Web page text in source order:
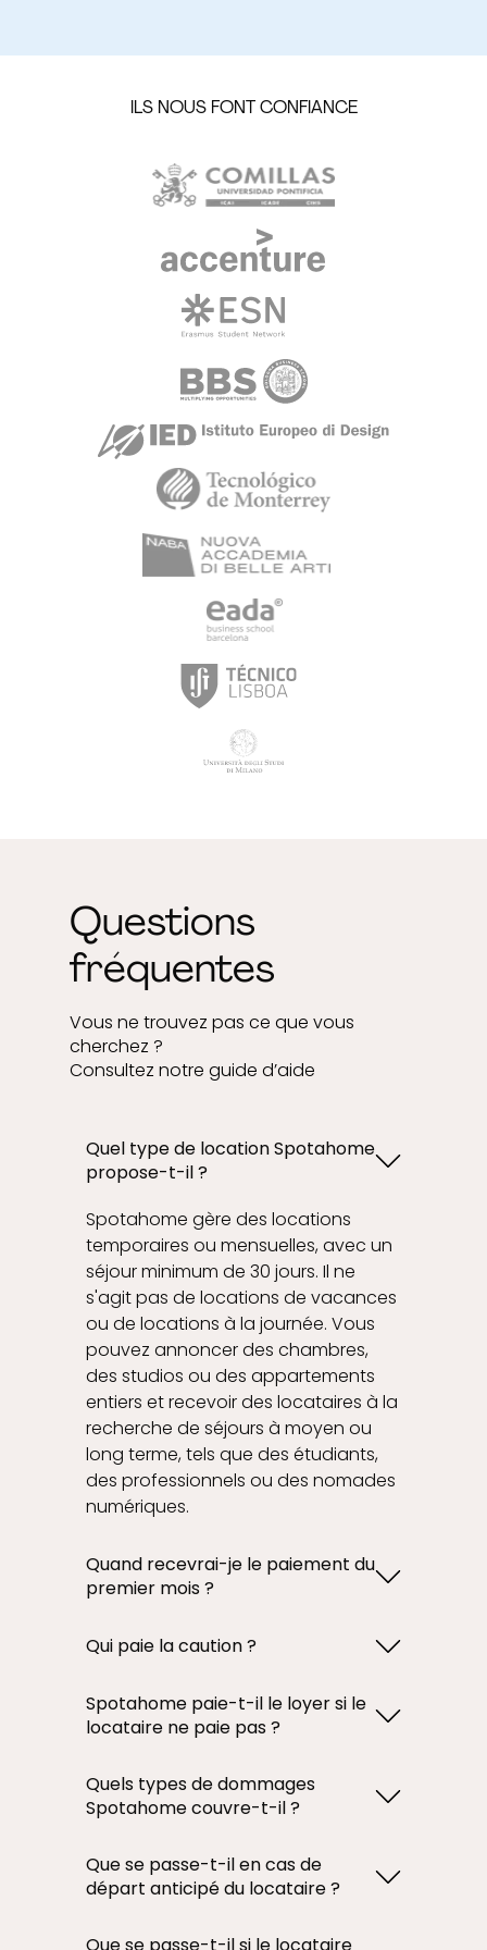
ILS NOUS FONT CONFIANCE
Quel type de location Spotahome
propose-t-il ?
Spotahome gère des locations
temporaires ou mensuelles, avec un
séjour minimum de 30 jours. Il ne
s'agit pas de locations de vacances
ou de locations à la journée. Vous
pouvez annoncer des chambres,
des studios ou des appartements
entiers et recevoir des locataires à la
recherche de séjours à moyen ou
long terme, tels que des étudiants,
des professionnels ou des nomades
numériques.
Quand recevrai-je le paiement du
premier mois ?
locataire, par virement SEPA sur le
vous aiderons à vous inscrire sur
Stripe.
Qui paie la caution ?
directement le jour du check-in, en
espèces ou par virement bancaire.
cautions.
Spotahome paie-t-il le loyer si le
locataire ne paie pas ?
mensuel au propriétaire même si le
locataire n'a pas payé, de la date
une couverture maximale de 12 mois
(y compris le dépôt de garantie).
Quels types de dommages
Spotahome couvre-t-il ?
matériels directs causés par le
locataire ou ses invités aux objets
la propriété :
Que se passe-t-il en cas de
départ anticipé du locataire ?
sans respecter le préavis de 30 jours
Questions
fréquentes
Vous ne trouvez pas ce que vous
cherchez ?
Consultez notre guide d’aide